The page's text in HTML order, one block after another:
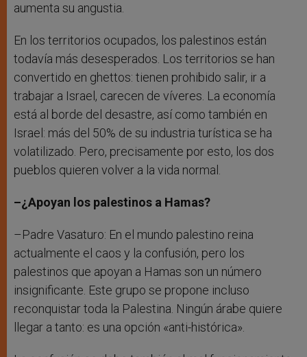
aumenta su angustia.
En los territorios ocupados, los palestinos están
todavía más desesperados. Los territorios se han
convertido en ghettos: tienen prohibido salir, ir a
trabajar a Israel, carecen de víveres. La economía
está al borde del desastre, así como también en
Israel: más del 50% de su industria turística se ha
volatilizado. Pero, precisamente por esto, los dos
pueblos quieren volver a la vida normal.
–¿Apoyan los palestinos a Hamas?
–Padre Vasaturo: En el mundo palestino reina
actualmente el caos y la confusión, pero los
palestinos que apoyan a Hamas son un número
insignificante. Este grupo se propone incluso
reconquistar toda la Palestina. Ningún árabe quiere
llegar a tanto: es una opción «anti-histórica».